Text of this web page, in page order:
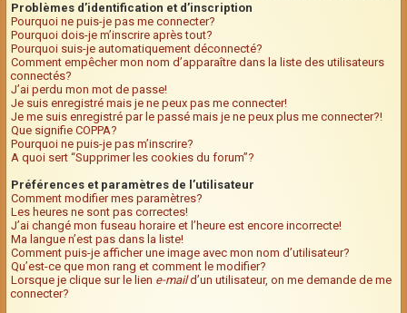
Problèmes d’identification et d’inscription
Pourquoi ne puis-je pas me connecter?
Pourquoi dois-je m’inscrire après tout?
Pourquoi suis-je automatiquement déconnecté?
Comment empêcher mon nom d’apparaître dans la liste des utilisateurs
connectés?
J’ai perdu mon mot de passe!
Je suis enregistré mais je ne peux pas me connecter!
Je me suis enregistré par le passé mais je ne peux plus me connecter?!
Que signifie COPPA?
Pourquoi ne puis-je pas m’inscrire?
A quoi sert “Supprimer les cookies du forum”?
Préférences et paramètres de l’utilisateur
Comment modifier mes paramètres?
Les heures ne sont pas correctes!
J’ai changé mon fuseau horaire et l’heure est encore incorrecte!
Ma langue n’est pas dans la liste!
Comment puis-je afficher une image avec mon nom d’utilisateur?
Qu’est-ce que mon rang et comment le modifier?
Lorsque je clique sur le lien e-maild’un utilisateur, on me demande de me
connecter?